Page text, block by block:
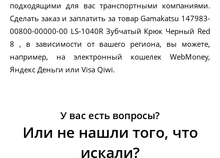
подходящими для вас транспортными компаниями.
Сделать заказ и заплатить за товар Gamakatsu 147983-
00800-00000-00 LS-1040R Зубчатый Крюк Черный Red
8 , в зависимости от вашего региона, вы можете,
например, на электронный кошелек WebMoney,
Яндекс Деньги или Visa Qiwi.
У вас есть вопросы?
Или не нашли того, что
искали?